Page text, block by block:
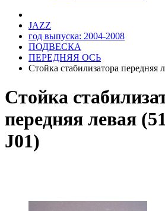
JAZZ
год выпуска: 2004-2008
ПОДВЕСКА
ПЕРЕДНЯЯ ОСЬ
Стойка стабилизатора передняя
Стойка
передняя левая
J01)